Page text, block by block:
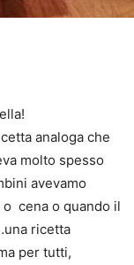
analoga che
molto spesso
avevamo
cena o quando il
ricetta
per tutti,